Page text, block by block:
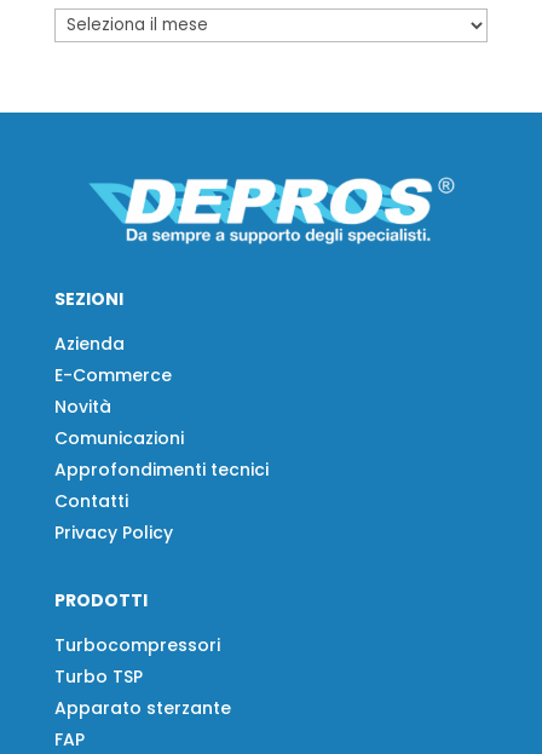
SEZIONI
Azienda
E-Commerce
Novità
Comunicazioni
Approfondimenti tecnici
Contatti
Privacy Policy
PRODOTTI
Turbocompressori
Turbo TSP
Apparato sterzante
FAP